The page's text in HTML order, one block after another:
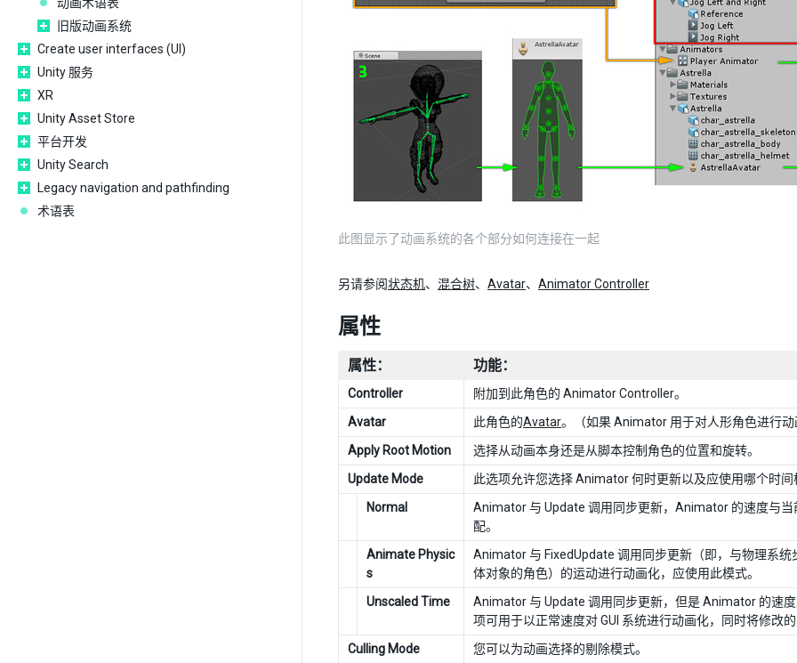
旧版动画系统
Create user interfaces (UI)
Unity 服务
XR
Unity Asset Store
平台开发
Unity Search
Legacy navigation and pathfinding
术语表
此图显示了动画系统的各个部分如何连接在一起
另请参阅状态机、 混合树、 Avatar、 Animator Controller
属性
属性： 功能：
Controller
附加到此角色的 Animator Controller。
Avatar
此角色的Avatar。（如果 Animator 用于对人形角色进行动
Apply Root Motion
选择从动画本身还是从脚本控制角色的位置和旋转。
Update Mode
此选项允许您选择 Animator 何时更新以及应使用哪个时间
Normal
Animator 与 Update 调用同步更新，Animator 的速度与
配。
Animate Physic
s
Animator 与 FixedUpdate 调用同步更新（即，与物理系
体对象的角色）的运动进行动画化，应使用此模式。
Unscaled Time
Animator 与 Update 调用同步更新，但是 Animator 的速
项可用于以正常速度对 GUI 系统进行动画化，同时将修改
Culling Mode
您可以为动画选择的剔除模式。